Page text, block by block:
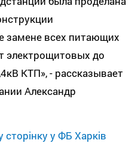
замене всех питающих
электрощитовых до
КТП», - рассказывает
Александр
у ФБ Харків